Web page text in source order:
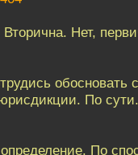
Нет,
обосновать
По сути.
По